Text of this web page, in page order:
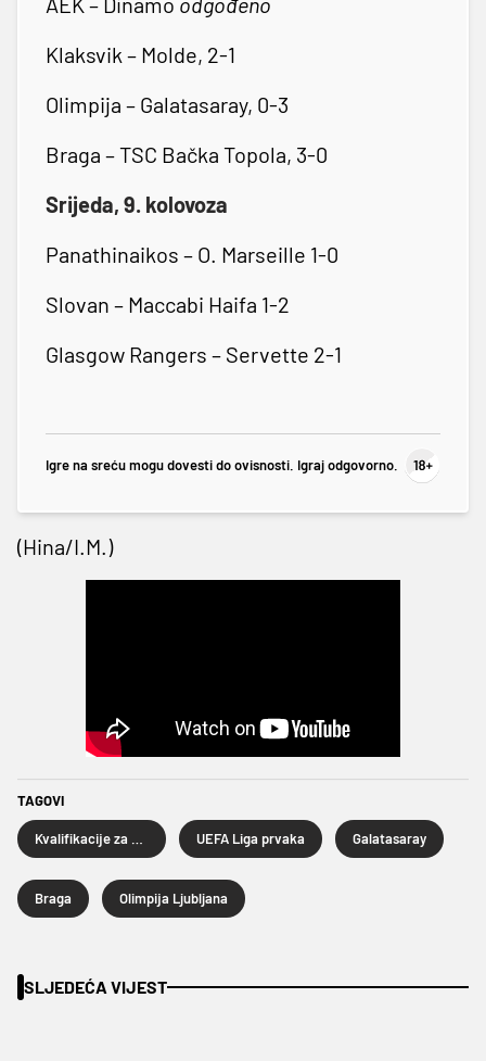
Klaksvik – Molde, 2-1
Olimpija – Galatasaray, 0-3
Braga – TSC Bačka Topola, 3-0
Srijeda, 9. kolovoza
Panathinaikos – O. Marseille 1-0
Slovan – Maccabi Haifa 1-2
Glasgow Rangers – Servette 2-1
Igre na sreću mogu dovesti do ovisnosti. Igraj odgovorno.
(Hina/I.M.)
TAGOVI
UEFA Liga prvaka Galatasaray
Braga Olimpija Ljubljana
SLJEDEĆA VIJEST